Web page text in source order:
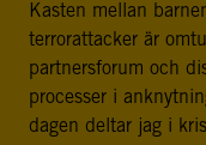
KONTAKTA
010-456 23 0
Kasten mellan
terrorattacker är
partnersforum och
processer i
dagen deltar jag i